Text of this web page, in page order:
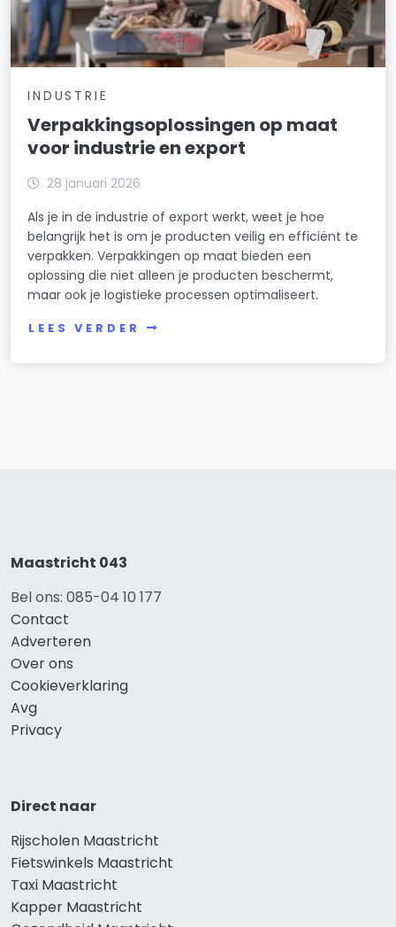
INDUSTRIE
Verpakkingsoplossingen op maat
voor industrie en export
28 januari 2026
Als je in de industrie of export werkt, weet je hoe
belangrijk het is om je producten veilig en efficiënt te
verpakken. Verpakkingen op maat bieden een
oplossing die niet alleen je producten beschermt,
maar ook je logistieke processen optimaliseert.
LEES VERDER
Maastricht 043
Bel ons: 085-04 10 177
Contact
Adverteren
Over ons
Cookieverklaring
Avg
Privacy
Direct naar
Rijscholen Maastricht
Fietswinkels Maastricht
Taxi Maastricht
Kapper Maastricht